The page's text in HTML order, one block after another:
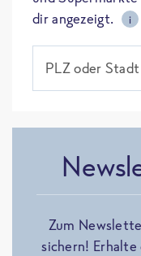
dir angezeigt.
i
PLZ oder
Zum
sichern!